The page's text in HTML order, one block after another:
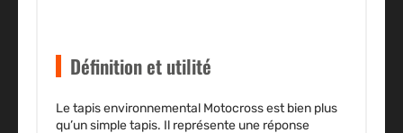
Définition et utilité
Le tapis environnemental Motocross est bien plus
qu’un simple tapis. Il représente une réponse